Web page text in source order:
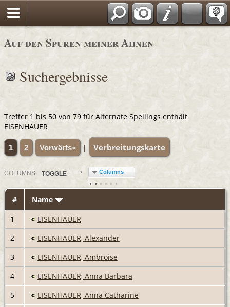
Auf den Spuren meiner Ahnen
Suchergebnisse
Treffer 1 bis 50 von 79 für Alternate Spellings enthält
EISENHAUER
1 2 Vorwärts» | Verbreitungskarte
COLUMNS: TOGGLE Columns
#
Name
1
EISENHAUER
2
EISENHAUER, Alexander
3
EISENHAUER, Ambroise
4
EISENHAUER, Anna Barbara
5
EISENHAUER, Anna Catharine